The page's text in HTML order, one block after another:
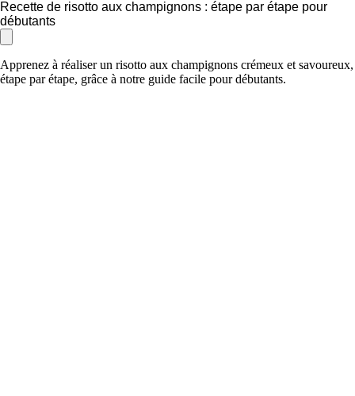
Recette de risotto aux champignons : étape par étape pour
débutants
Apprenez à réaliser un risotto aux champignons crémeux et savoureux,
étape par étape, grâce à notre guide facile pour débutants.